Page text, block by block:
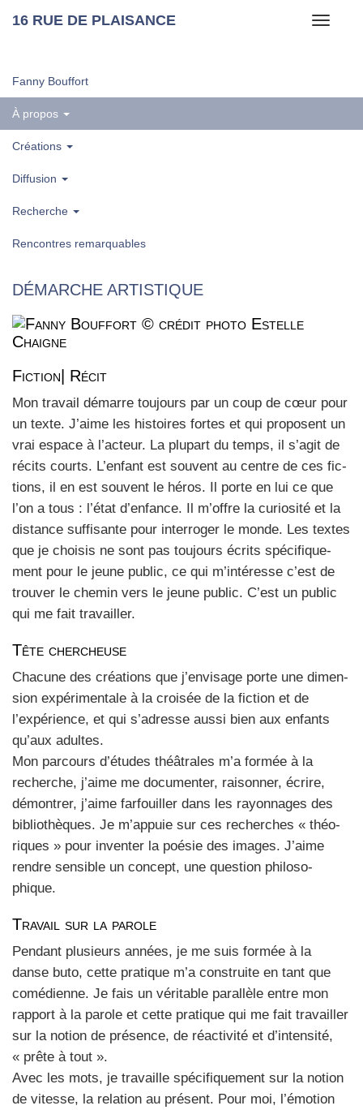
Toggle
16 RUE DE PLAISANCE
Fanny Bouffort
À propos
Créations
Diffusion
Recherche
Rencontres remarquables
DÉMARCHE ARTISTIQUE
Fiction| Récit
Mon tra­vail démarre tou­jours par un coup de cœur pour
un texte. J’aime les his­toires fortes et qui pro­posent un
vrai espace à l’acteur. La plu­part du temps, il s’agit de
récits courts. L’enfant est sou­vent au centre de ces fic­
tions, il en est sou­vent le héros. Il porte en lui ce que
l’on a tous : l’état d’enfance. Il m’offre la curio­si­té et la
dis­tance suf­fi­sante pour inter­ro­ger le monde. Les textes
que je choi­sis ne sont pas tou­jours écrits spé­ci­fi­que­
ment pour le jeune public, ce qui m’intéresse c’est de
trou­ver le che­min vers le jeune public. C’est un public
qui me fait tra­vailler.
Tête chercheuse
Cha­cune des créa­tions que j’envisage porte une dimen­
sion expé­ri­men­tale à la croi­sée de la fic­tion et de
l’expérience, et qui s’adresse aus­si bien aux enfants
qu’aux adultes.
Mon par­cours d’études théâ­trales m’a for­mée à la
recherche, j’aime me docu­men­ter, rai­son­ner, écrire,
démon­trer, j’aime far­fouiller dans les rayon­nages des
biblio­thèques. Je m’appuie sur ces recherches « théo­
riques » pour inven­ter la poé­sie des images. J’aime
rendre sen­sible un concept, une ques­tion phi­lo­so­
phique.
Travail sur la parole
Pen­dant plu­sieurs années, je me suis for­mée à la
danse buto, cette pra­tique m’a construite en tant que
comé­dienne. Je fais un véri­table paral­lèle entre mon
rap­port à la parole et cette pra­tique qui me fait tra­vailler
sur la notion de pré­sence, de réac­ti­vi­té et d’intensité,
« prête à tout ».
Avec les mots, je tra­vaille spé­ci­fi­que­ment sur la notion
de vitesse, la rela­tion au pré­sent. Pour moi, l’émotion